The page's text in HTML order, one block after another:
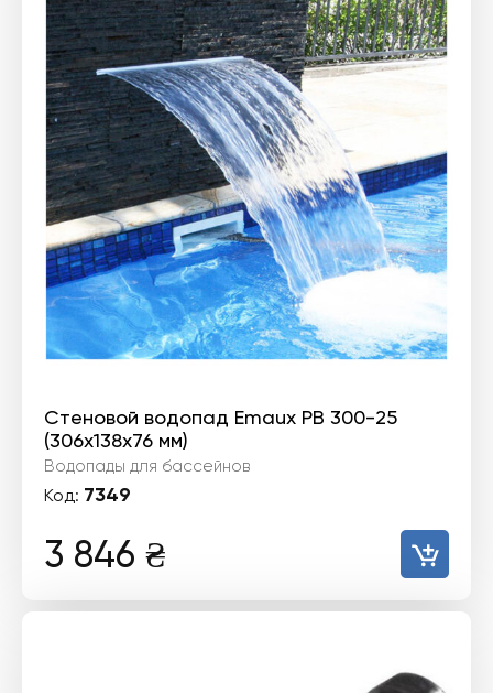
Стеновой водопад Emaux PB 300-25
(306х138х76 мм)
Водопады для бассейнов
Код: 7349
3 846 ₴